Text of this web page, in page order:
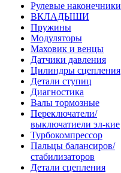
Рулевые наконечники
ВКЛАДЫШИ
Пружины
Модуляторы
Маховик и венцы
Датчики давления
Цилиндры сцепления
Детали ступиц
Диагностика
Валы тормозные
Переключатели/
выключатиели эл-кие
Турбокомпрессор
Пальцы балансиров/
стабилизаторов
Детали сцепления